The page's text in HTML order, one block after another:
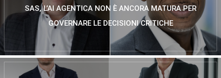
SAS, L’AI AGENTICA NON È ANCORA MATURA PER
GOVERNARE LE DECISIONI CRITICHE